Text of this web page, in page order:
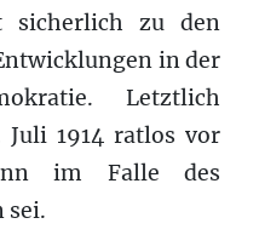
sicherlich zu den
in der
Letztlich
Juli 1914 ratlos vor
im Falle des
sei.